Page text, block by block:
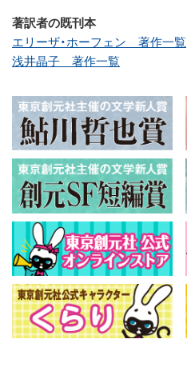
著訳者の既刊本
エリーザ・ホーフェン 著作一覧
浅井晶子 著作一覧